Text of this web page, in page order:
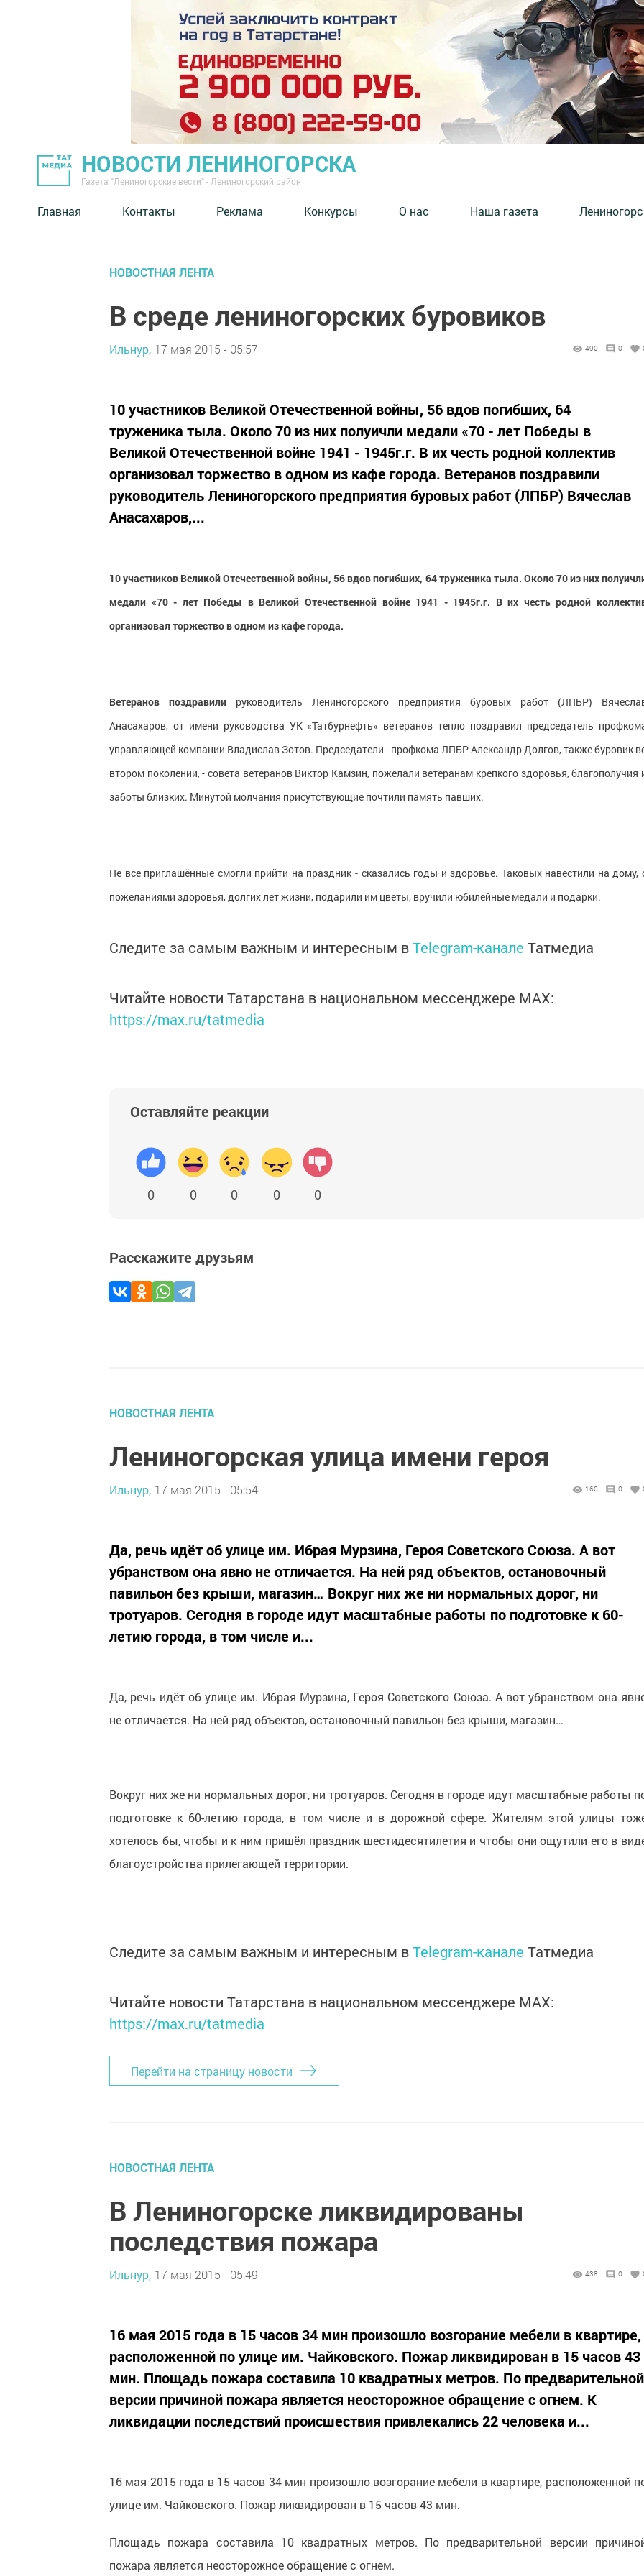
НОВОСТИ ЛЕНИНОГОРСКА
Газета "Лениногорские вести" - Лениногорский район
Главная Контакты Реклама Конкурсы О нас Наша газета
НОВОСТНАЯ ЛЕНТА
В среде лениногорских буровиков
Ильнур, 17 мая 2015 - 05:57 490 0
10 участников Великой Отечественной войны, 56 вдов погибших, 64
труженика тыла. Около 70 из них полуичли медали «70 - лет Победы в
Великой Отечественной войне 1941 - 1945г.г. В их честь родной коллектив
организовал торжество в одном из кафе города. Ветеранов поздравили
руководитель Лениногорского предприятия буровых работ (ЛПБР) Вячеслав
Анасахаров,...
10 участников Великой Отечественной войны, 56 вдов погибших, 64 труженика тыла. Около 70 из них
медали «70 - лет Победы в Великой Отечественной войне 1941 - 1945г.г. В их честь родной
организовал торжество в одном из кафе города.
Ветеранов поздравили руководитель Лениногорского предприятия буровых работ (ЛПБР)
Анасахаров, от имени руководства УК «Татбурнефть» ветеранов тепло поздравил председатель
управляющей компании Владислав Зотов. Председатели - профкома ЛПБР Александр Долгов, также буровик
втором поколении, - совета ветеранов Виктор Камзин, пожелали ветеранам крепкого здоровья, благополучия
заботы близких. Минутой молчания присутствующие почтили память павших.
Не все приглашённые смогли прийти на праздник - сказались годы и здоровье. Таковых навестили на дому,
пожеланиями здоровья, долгих лет жизни, подарили им цветы, вручили юбилейные медали и подарки.
Следите за самым важным и интересным вTelegram-канале Татмедиа
Читайте новости Татарстана в национальном мессенджере MАХ:
https://max.ru/tatmedia
Оставляйте реакции
0 0 0 0 0
Расскажите друзьям
НОВОСТНАЯ ЛЕНТА
Лениногорская улица имени героя
Ильнур, 17 мая 2015 - 05:54 160 0
Да, речь идёт об улице им. Ибрая Мурзина, Героя Советского Союза. А вот
убранством она явно не отличается. На ней ряд объектов, остановочный
павильон без крыши, магазин… Вокруг них же ни нормальных дорог, ни
тротуаров. Сегодня в городе идут масштабные работы по подготовке к 60-
летию города, в том числе и...
Да, речь идёт об улице им. Ибрая Мурзина, Героя Советского Союза. А вот убранством она
не отличается. На ней ряд объектов, остановочный павильон без крыши, магазин…
Вокруг них же ни нормальных дорог, ни тротуаров. Сегодня в городе идут масштабные работы
подготовке к 60-летию города, в том числе и в дорожной сфере. Жителям этой улицы
хотелось бы, чтобы и к ним пришёл праздник шестидесятилетия и чтобы они ощутили его в
благоустройства прилегающей территории.
Следите за самым важным и интересным вTelegram-канале Татмедиа
Читайте новости Татарстана в национальном мессенджере MАХ:
https://max.ru/tatmedia
Перейти на страницу новости
НОВОСТНАЯ ЛЕНТА
В Лениногорске ликвидированы
последствия пожара
Ильнур, 17 мая 2015 - 05:49 438 0
16 мая 2015 года в 15 часов 34 мин произошло возгорание мебели в квартире,
расположенной по улице им. Чайковского. Пожар ликвидирован в 15 часов 43
мин. Площадь пожара составила 10 квадратных метров. По предварительной
версии причиной пожара является неосторожное обращение с огнем. К
ликвидации последствий происшествия привлекались 22 человека и...
16 мая 2015 года в 15 часов 34 мин произошло возгорание мебели в квартире, расположенной
улице им. Чайковского. Пожар ликвидирован в 15 часов 43 мин.
Площадь пожара составила 10 квадратных метров. По предварительной версии
пожара является неосторожное обращение с огнем.